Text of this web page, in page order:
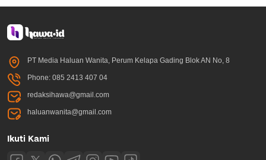
PT Media Haluan Wanita, Perum Kelapa Gading Blok AN No, 8
Phone: 085 2413 407 04
redaksihawa@gmail.com
haluanwanita@gmail.com
Ikuti Kami